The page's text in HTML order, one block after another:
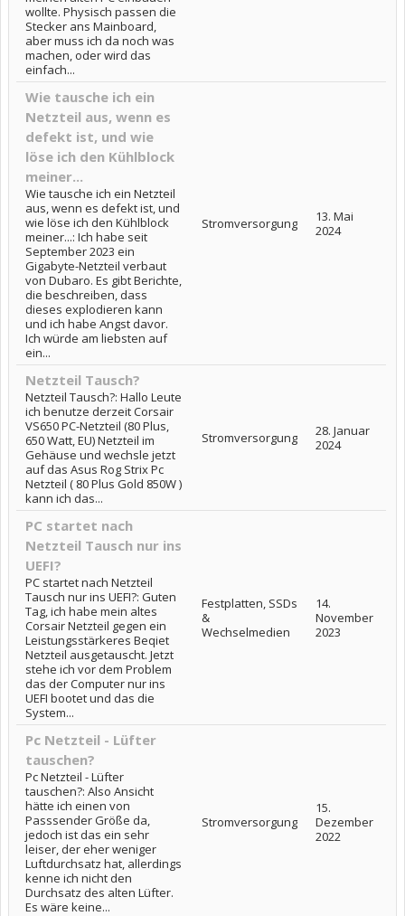
wollte. Physisch passen die
Stecker ans Mainboard,
aber muss ich da noch was
machen, oder wird das
einfach...
Wie tausche ich ein
Netzteil aus, wenn es
defekt ist, und wie
löse ich den Kühlblock
meiner...
Wie tausche ich ein Netzteil
aus, wenn es defekt ist, und
wie löse ich den Kühlblock
meiner...: Ich habe seit
September 2023 ein
Gigabyte-Netzteil verbaut
von Dubaro. Es gibt Berichte,
die beschreiben, dass
dieses explodieren kann
und ich habe Angst davor.
Ich würde am liebsten auf
ein...
Stromversorgung
13. Mai
2024
Netzteil Tausch?
Netzteil Tausch?: Hallo Leute
ich benutze derzeit Corsair
VS650 PC-Netzteil (80 Plus,
650 Watt, EU) Netzteil im
Gehäuse und wechsle jetzt
auf das Asus Rog Strix Pc
Netzteil ( 80 Plus Gold 850W )
kann ich das...
Stromversorgung
28. Januar
2024
PC startet nach
Netzteil Tausch nur ins
UEFI?
PC startet nach Netzteil
Tausch nur ins UEFI?: Guten
Tag, ich habe mein altes
Corsair Netzteil gegen ein
Leistungsstärkeres Beqiet
Netzteil ausgetauscht. Jetzt
stehe ich vor dem Problem
das der Computer nur ins
UEFI bootet und das die
System...
Festplatten, SSDs
&
Wechselmedien
14.
November
2023
Pc Netzteil - Lüfter
tauschen?
Pc Netzteil - Lüfter
tauschen?: Also Ansicht
hätte ich einen von
Passsender Größe da,
jedoch ist das ein sehr
leiser, der eher weniger
Luftdurchsatz hat, allerdings
kenne ich nicht den
Durchsatz des alten Lüfter.
Es wäre keine...
Stromversorgung
15.
Dezember
2022